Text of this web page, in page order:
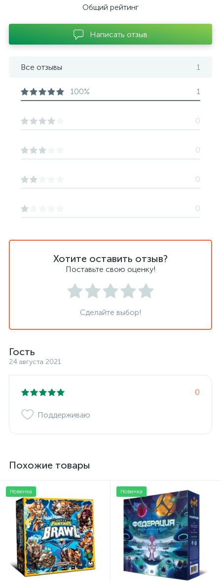
Хотите оставить отзыв?
Поставьте свою оценку!
Сделайте выбор!
Гость
24 августа 2021
0
Поддерживаю
Общий рейтинг
Написать отзыв
Все отзывы 1
100% 1
0
0
0
0
Похожие товары
Новинка Новинка